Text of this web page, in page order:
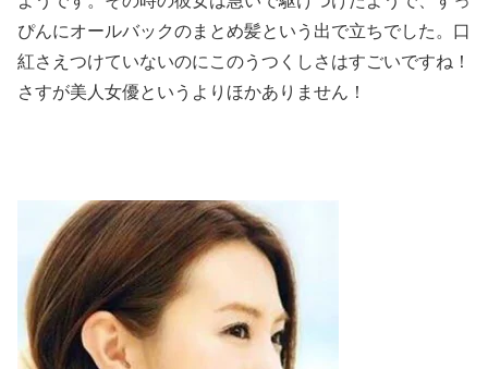
ぴんにオールバックのまとめ髪という出で立ちでした。口
紅さえつけていないのにこのうつくしさはすごいですね！
さすが美人女優というよりほかありません！